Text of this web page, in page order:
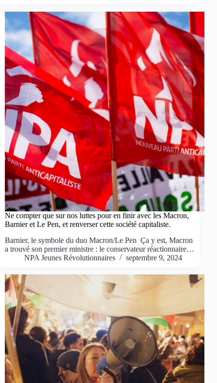
Ne compter que sur nos luttes pour en finir avec les Macron,
Barnier et Le Pen, et renverser cette société capitaliste.
Barnier, le symbole du duo Macron/Le Pen Ça y est, Macron
a trouvé son premier ministre : le conservateur réactionnaire…
NPA Jeunes Révolutionnaires
septembre 9, 2024